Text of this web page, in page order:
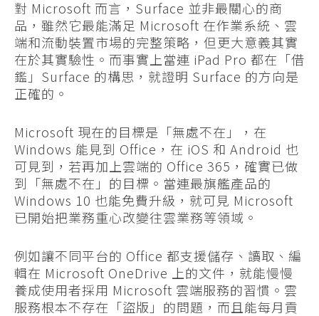
對 Microsoft 而言，Surface 並非最關心的商
品，雖然它最能滿足 Microsoft 在作業系統、雲
端和流動裝置市場的完整策略，但更大意義其實
在於其實驗性。而事實上當連 iPad Pro 都在「借
鑑」Surface 的構思，就證明 Surface 的方向是
正確的。
Microsoft 現在的目標是「無處不在」，在
Windows 能見到 Office，在 iOS 和 Android 也
可見到，若再加上雲端的 Office 365，確實已做
到「無處不在」的目標。當連最旗艦產品的
Windows 10 也能免費升級，就可見 Microsoft
已開始把業務重心改變往雲業務等領域。
例如讓不同平台的 Office 都支援儲存、讀取、編
輯在 Microsoft OneDrive 上的文件，就能慢慢
養成使用者採用 Microsoft 雲端服務的習慣。雲
服務根本不存在「盜版」的問題，而且能每月貢